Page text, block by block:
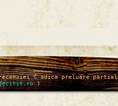
( adica preluare
)